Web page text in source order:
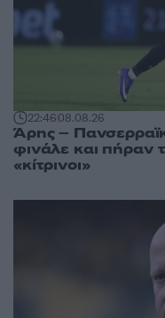
22:4608.08.26
Άρης –
φινάλε και πήραν
«κίτρινοι»